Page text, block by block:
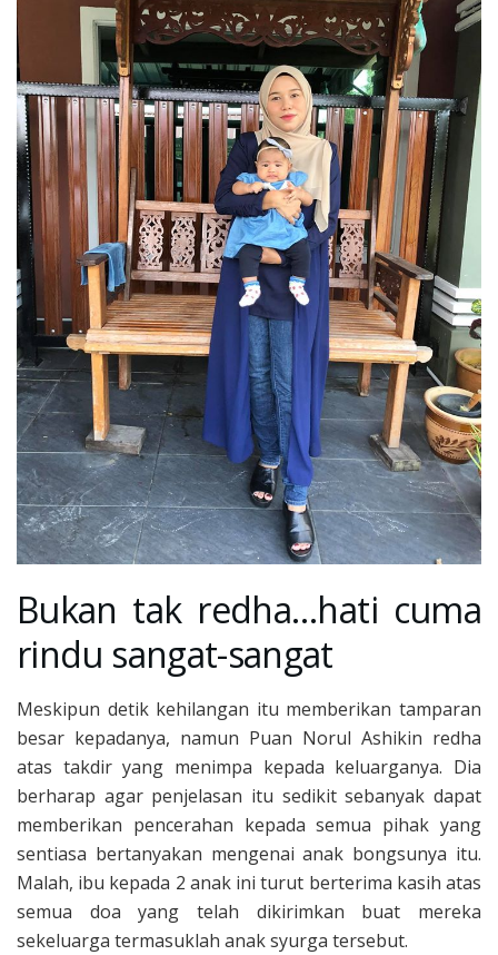
Bukan tak redha…hati cuma
rindu sangat-sangat
Meskipun detik kehilangan itu memberikan tamparan
besar kepadanya, namun Puan Norul Ashikin redha
atas takdir yang menimpa kepada keluarganya. Dia
berharap agar penjelasan itu sedikit sebanyak dapat
memberikan pencerahan kepada semua pihak yang
sentiasa bertanyakan mengenai anak bongsunya itu.
Malah, ibu kepada 2 anak ini turut berterima kasih atas
semua doa yang telah dikirimkan buat mereka
sekeluarga termasuklah anak syurga tersebut.